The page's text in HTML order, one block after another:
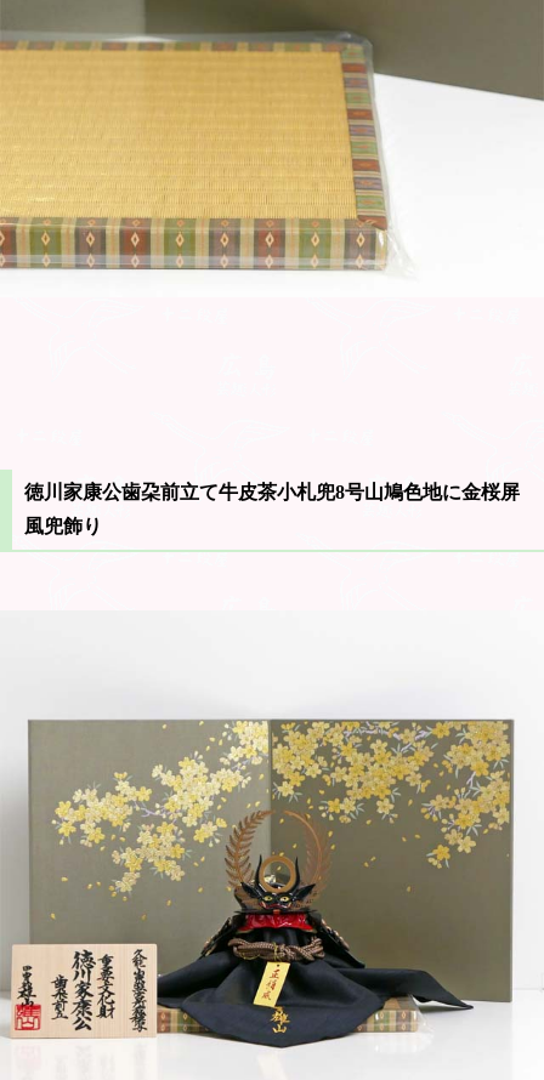
徳川家康公歯朶前立て牛皮茶小札兜8号山鳩色地に金桜屏
風兜飾り